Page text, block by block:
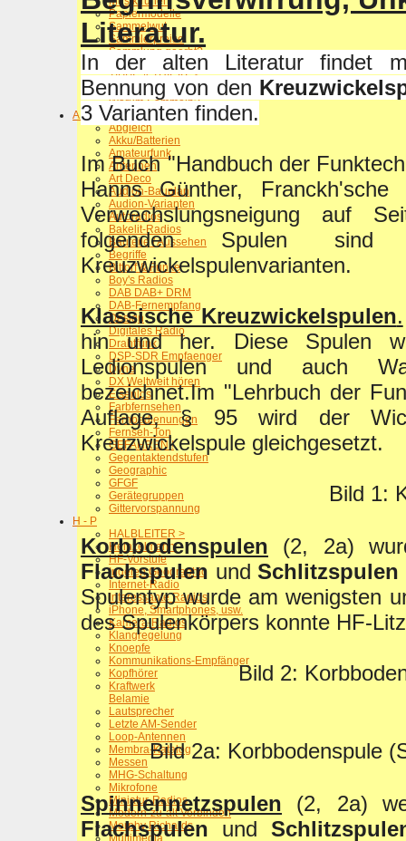
Papiermodelle
Sammelwut
Sammlerpreise
Sammlung geerbt?
Spass-Radios
TIPPS & TRICKS >
Versicherungswert
Warum Sammeln?
A - G
Abgleich
Akku/Batterien
Amateurfunk
Antennen
Art Deco
Audion-Bauplan
Audion-Varianten
Autoradios
Bakelit-Radios
Bauteile / Aussehen
Begriffe
Bittorf & Funke
Boy's Radios
DAB DAB+ DRM
DAB-Fernempfang
Design
Digitales Radio
Drahtfunk
DSP-SDR Empfaenger
Dyne
DX Weltweit hören
Eisenlos
Farbfernsehen
Fernbedienungen
Fernseh-Ton
GEFAHREN !
Gegentaktendstufen
Geographic
GFGF
Gerätegruppen
Gittervorspannung
H - P
HALBLEITER >
Heinzelmann
HF-Vorstufe
Ingelen Geographic
Internet-Radio
Interessante Radios
iPhone, Smartphones, usw.
Kamera-Radios
Klangregelung
Knoepfe
Kommunikations-Empfänger
Kopfhörer
Kraftwerk
Belamie
Lautsprecher
Letzte AM-Sender
Loop-Antennen
Membra-Katalog
Messen
MHG-Schaltung
Mikrofone
Miniatur-Radios
Modern-zu-alt Verbinden
Morphy Richards
Multimedia
Literatur.
In der alten Literatur findet
Bennung von den
3 Varianten finden.
Im Buch "Handbuch der
Hanns Günther,
Verwechslungsneigung auf
folgenden Spulen
Kreuzwickelspulenvarianten.
Klassische Kreuzwickelspulen.
hin und her. Diese Spulen
Ledionspulen und auch
bezeichnet.Im "Lehrbuch der
Auflage, § 95 wird der
Kreuzwickelspule gleichgesetzt.
Bild 1:
Korbbodenspulen (2, 2a)
Flachspulen und Schlitzspulen
Spulentyp wurde am wenigsten
des Spulenkörpers konnte HF-
Bild 2:
Bild 2a: Korbbodenspule
Spinnennetzspulen (2, 2a)
Flachspulen und